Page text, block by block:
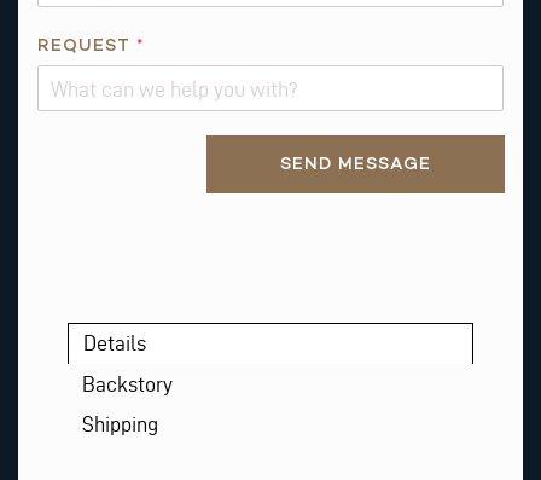
REQUEST *
SEND MESSAGE
Details
Backstory
Shipping